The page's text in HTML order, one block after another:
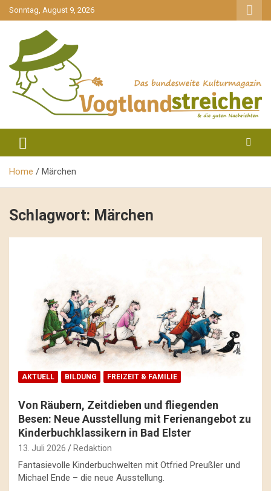
gehe
zum
Sonntag, August 9, 2026
Vogtlandstreicher
Home Märchen
Schlagwort: Märchen
AKTUELL BILDUNG FREIZEIT & FAMILIE
Von Räubern, Zeitdieben und fliegenden
Besen: Neue Ausstellung mit Ferienangebot zu
Kinderbuchklassikern in Bad Elster
13. Juli 2026 Redaktion
Fantasievolle Kinderbuchwelten mit Otfried Preußler und
Michael Ende – die neue Ausstellung.